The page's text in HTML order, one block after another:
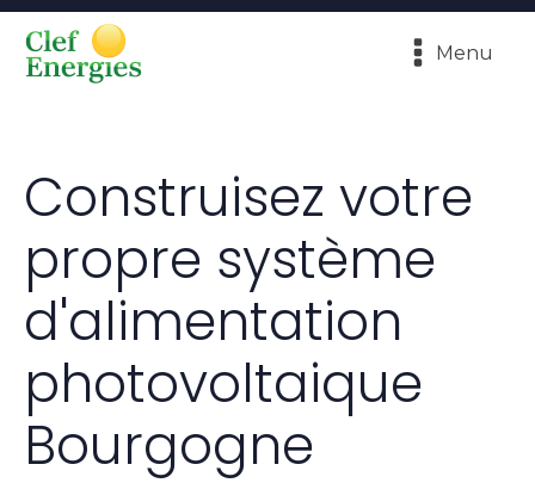
Menu
Construisez votre
propre système
d'alimentation
photovoltaique
Bourgogne